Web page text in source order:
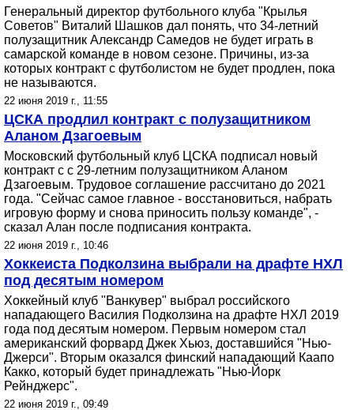
Генеральный директор футбольного клуба "Крылья
Советов" Виталий Шашков дал понять, что 34-летний
полузащитник Александр Самедов не будет играть в
самарской команде в новом сезоне. Причины, из-за
которых контракт с футболистом не будет продлен, пока
не называются.
22 июня 2019 г., 11:55
ЦСКА продлил контракт с полузащитником
Аланом Дзагоевым
Московский футбольный клуб ЦСКА подписал новый
контракт с с 29-летним полузащитником Аланом
Дзагоевым. Трудовое соглашение рассчитано до 2021
года. "Сейчас самое главное - восстановиться, набрать
игровую форму и снова приносить пользу команде", -
сказал Алан после подписания контракта.
22 июня 2019 г., 10:46
Хоккеиста Подколзина выбрали на драфте НХЛ
под десятым номером
Хоккейный клуб "Ванкувер" выбрал российского
нападающего Василия Подколзина на драфте НХЛ 2019
года под десятым номером. Первым номером стал
американский форвард Джек Хьюз, доставшийся "Нью-
Джерси". Вторым оказался финский нападающий Каапо
Какко, который будет принадлежать "Нью-Йорк
Рейнджерс".
22 июня 2019 г., 09:49